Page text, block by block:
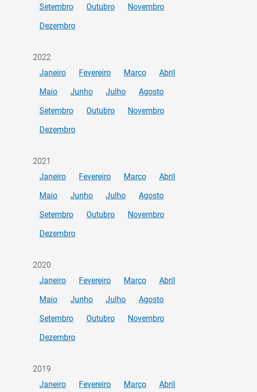
Setembro
Outubro
Novembro
Dezembro
2022
Janeiro
Fevereiro Março
Abril
Maio
Junho Julho
Agosto
Setembro
Outubro
Novembro
Dezembro
2021
Janeiro
Fevereiro Março
Abril
Maio
Junho Julho
Agosto
Setembro
Outubro
Novembro
Dezembro
2020
Janeiro
Fevereiro Março
Abril
Maio
Junho Julho
Agosto
Setembro
Outubro
Novembro
Dezembro
2019
Janeiro
Fevereiro Março
Abril